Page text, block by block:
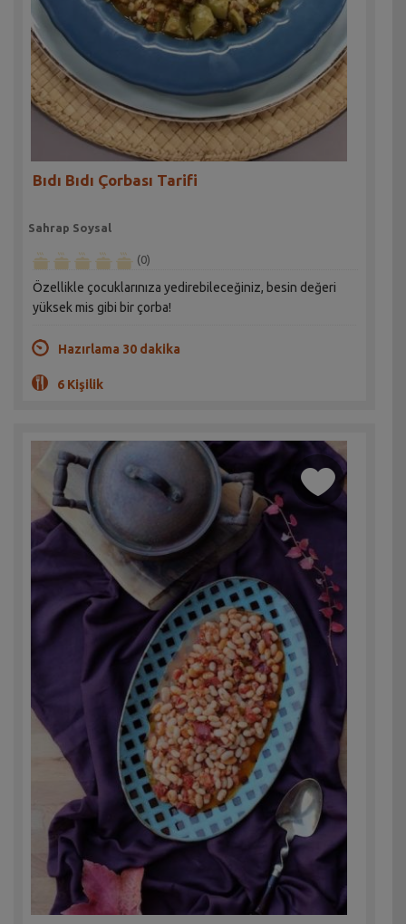
Bıdı Bıdı Çorbası Tarifi
Sahrap Soysal
(0)
Özellikle çocuklarınıza yedirebileceğiniz, besin değeri
yüksek mis gibi bir çorba!
Hazırlama 30 dakika
6 Kişilik